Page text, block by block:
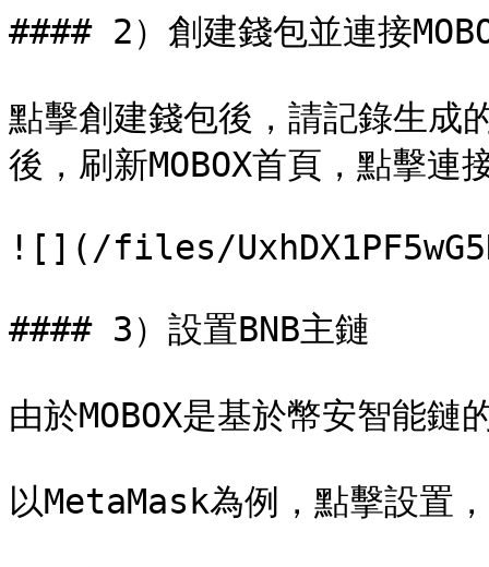
#### 2）創建錢包並連接
點擊創建錢包後，請記錄生成
後，刷新MOBOX首頁，點擊連
![](/files/
#### 3）設置BNB主鏈
由於MOBOX是基於幣安智能
以MetaMask為例，點擊設置